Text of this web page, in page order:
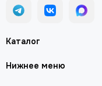
Каталог
Нижнее меню